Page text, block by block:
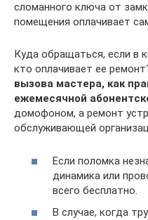
сломанного ключа от
помещения оплачивает
Куда обращаться, если в
кто оплачивает ее
вызова мастера, как
ежемесячной
домофоном, а ремонт
обслуживающей
Если поломка
динамика или
всего бесплатно.
В случае, когда